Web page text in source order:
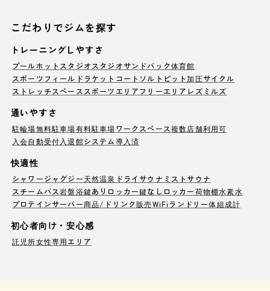
こだわりでジムを探す
トレーニングしやすさ
プールホットスタジオ スタジオサンドバック体育館
スポーツフィールド ラケットコート ソルトピット加圧サイクル
ストレッチスペース スポーツエリア フリーエリア レズミルズ
通いやすさ
駐輪場無料駐車場有料駐車場ワークスペース複数店舗利用可
入会自動受付 入退館システム導入済
快適性
シャワージャグジー天然温泉 ドライサウナ ミストサウナ
スチームバス岩盤浴鍵ありロッカー鍵なしロッカー荷物棚水素水
プロテインサーバー商品/ドリンク販売WiFi ランドリー体組成計
初心者向け・安心感
託児所女性専用エリア